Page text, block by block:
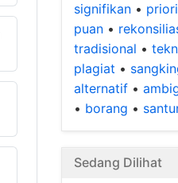
signifikan •
puan •
tradisional •
plagiat •
alternatif •
• borang •
Sedang Dilihat